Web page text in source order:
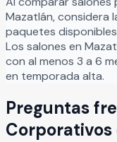
Mazatlán, considera
paquetes
Los salones en
con al menos 3 a 6
en temporada alta.
Preguntas
Corporativos